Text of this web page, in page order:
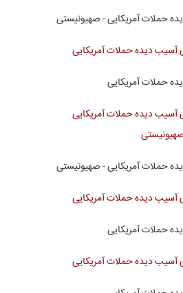
حملات آمریکایی - صهیونیستی
حملات آمریکایی
حملات آمریکایی - صهیونیستی
حملات آمریکایی